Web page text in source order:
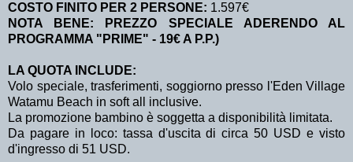
COSTO FINITO PER 2 PERSONE: 1.597€
NOTA BENE: PREZZO SPECIALE ADERENDO AL
PROGRAMMA "PRIME" - 19€ A P.P.)
LA QUOTA INCLUDE:
Volo speciale, trasferimenti, soggiorno presso l'Eden Village
Watamu Beach in soft all inclusive.
La promozione bambino è soggetta a disponibilità limitata.
Da pagare in loco: tassa d'uscita di circa 50 USD e visto
d'ingresso di 51 USD.